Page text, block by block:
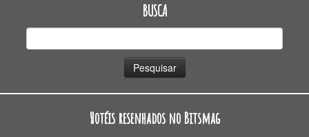
BUSCA
Hotéis resenhados no Bitsmag